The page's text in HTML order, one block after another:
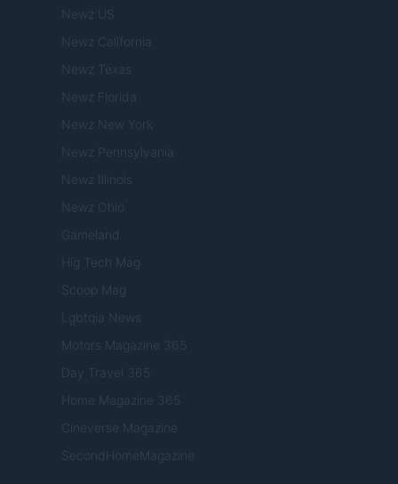
Newz US
Newz California
Newz Texas
Newz Florida
Newz New York
Newz Pennsylvania
Newz Illinois
Newz Ohio
Gameland
Hig Tech Mag
Scoop Mag
Lgbtqia News
Motors Magazine 365
Day Travel 365
Home Magazine 365
Cineverse Magazine
SecondHomeMagazine